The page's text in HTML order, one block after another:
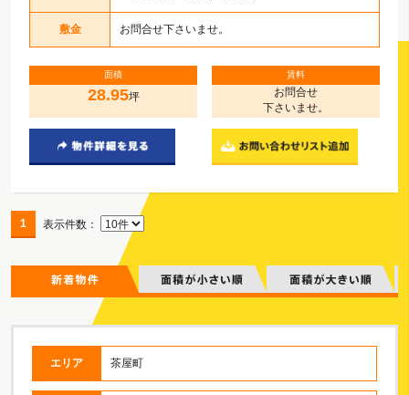
敷金 お問合せ下さいませ。
面積
28.95坪
賃料
お問合せ
下さいませ。
1 表示件数：
エリア 茶屋町